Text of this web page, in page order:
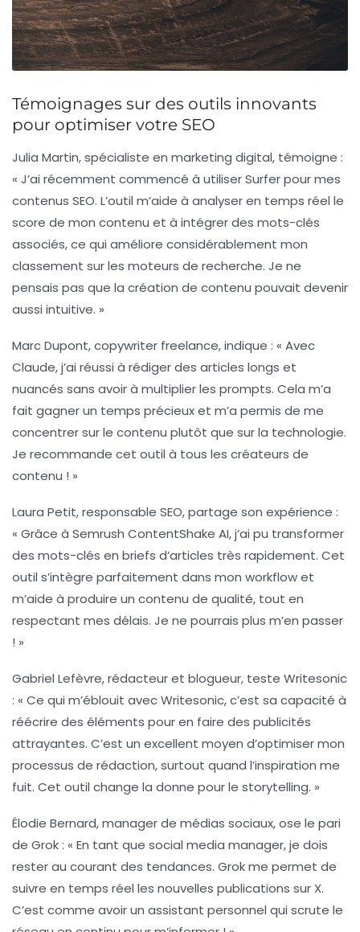
Témoignages sur des outils innovants
pour optimiser votre SEO
Julia Martin, spécialiste en marketing digital, témoigne :
« J’ai récemment commencé à utiliserSurferpour mes
contenus SEO. L’outil m’aide à analyser en temps réel le
score de mon contenu et à intégrer des mots-clés
associés, ce qui améliore considérablement mon
classement sur les moteurs de recherche. Je ne
pensais pas que la création de contenu pouvait devenir
aussi intuitive. »
Marc Dupont, copywriter freelance, indique : « Avec
Claude, j’ai réussi à rédiger des articles longs et
nuancés sans avoir à multiplier les prompts. Cela m’a
fait gagner un temps précieux et m’a permis de me
concentrer sur le contenu plutôt que sur la technologie.
Je recommande cet outil à tous les créateurs de
contenu ! »
Laura Petit, responsable SEO, partage son expérience :
« Grâce à Semrush ContentShake AI, j’ai pu transformer
des mots-clés en briefs d’articles très rapidement. Cet
outil s’intègre parfaitement dans mon workflow et
m’aide à produire un contenu de qualité, tout en
respectant mes délais. Je ne pourrais plus m’en passer
! »
Gabriel Lefèvre, rédacteur et blogueur, teste Writesonic
: « Ce qui m’éblouit avecWritesonic, c’est sa capacité à
réécrire des éléments pour en faire des publicités
attrayantes. C’est un excellent moyen d’optimiser mon
processus de rédaction, surtout quand l’inspiration me
fuit. Cet outil change la donne pour le storytelling. »
Élodie Bernard, manager de médias sociaux, ose le pari
de Grok: « En tant que social media manager, je dois
rester au courant des tendances. Grokme permet de
suivre en temps réel les nouvelles publications sur X.
C’est comme avoir un assistant personnel qui scrute le